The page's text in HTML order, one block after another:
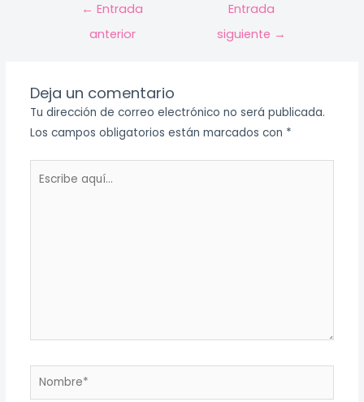
← Entrada
anterior
Entrada
siguiente →
Deja un comentario
Tu dirección de correo electrónico no será publicada.
Los campos obligatorios están marcados con *
Nombre*